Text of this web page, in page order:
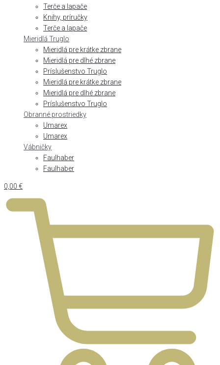
Terče a lapače
Knihy, príručky
Terče a lapače
Mieridlá Truglo
Mieridlá pre krátke zbrane
Mieridlá pre dlhé zbrane
Príslušenstvo Truglo
Mieridlá pre krátke zbrane
Mieridlá pre dlhé zbrane
Príslušenstvo Truglo
Obranné prostriedky
Umarex
Umarex
Vábničky
Faulhaber
Faulhaber
0,00 €